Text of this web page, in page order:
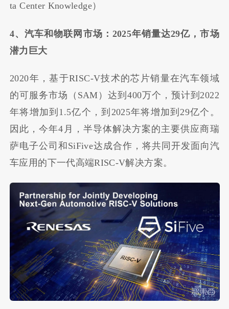
ta Center Knowledge）
4、汽车和物联网市场：2025年销量达29亿，市场
潜力巨大
2020年，基于RISC-V技术的芯片销量在汽车领域
的可服务市场（SAM）达到400万个，预计到2022
年将增加到1.5亿个，到2025年将增加到29亿个。
因此，今年4月，半导体解决方案的主要供应商瑞
萨电子公司和SiFive达成合作，将共同开发面向汽
车应用的下一代高端RISC-V解决方案。